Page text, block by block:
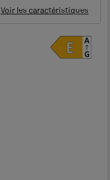
Voir les caractéristiques